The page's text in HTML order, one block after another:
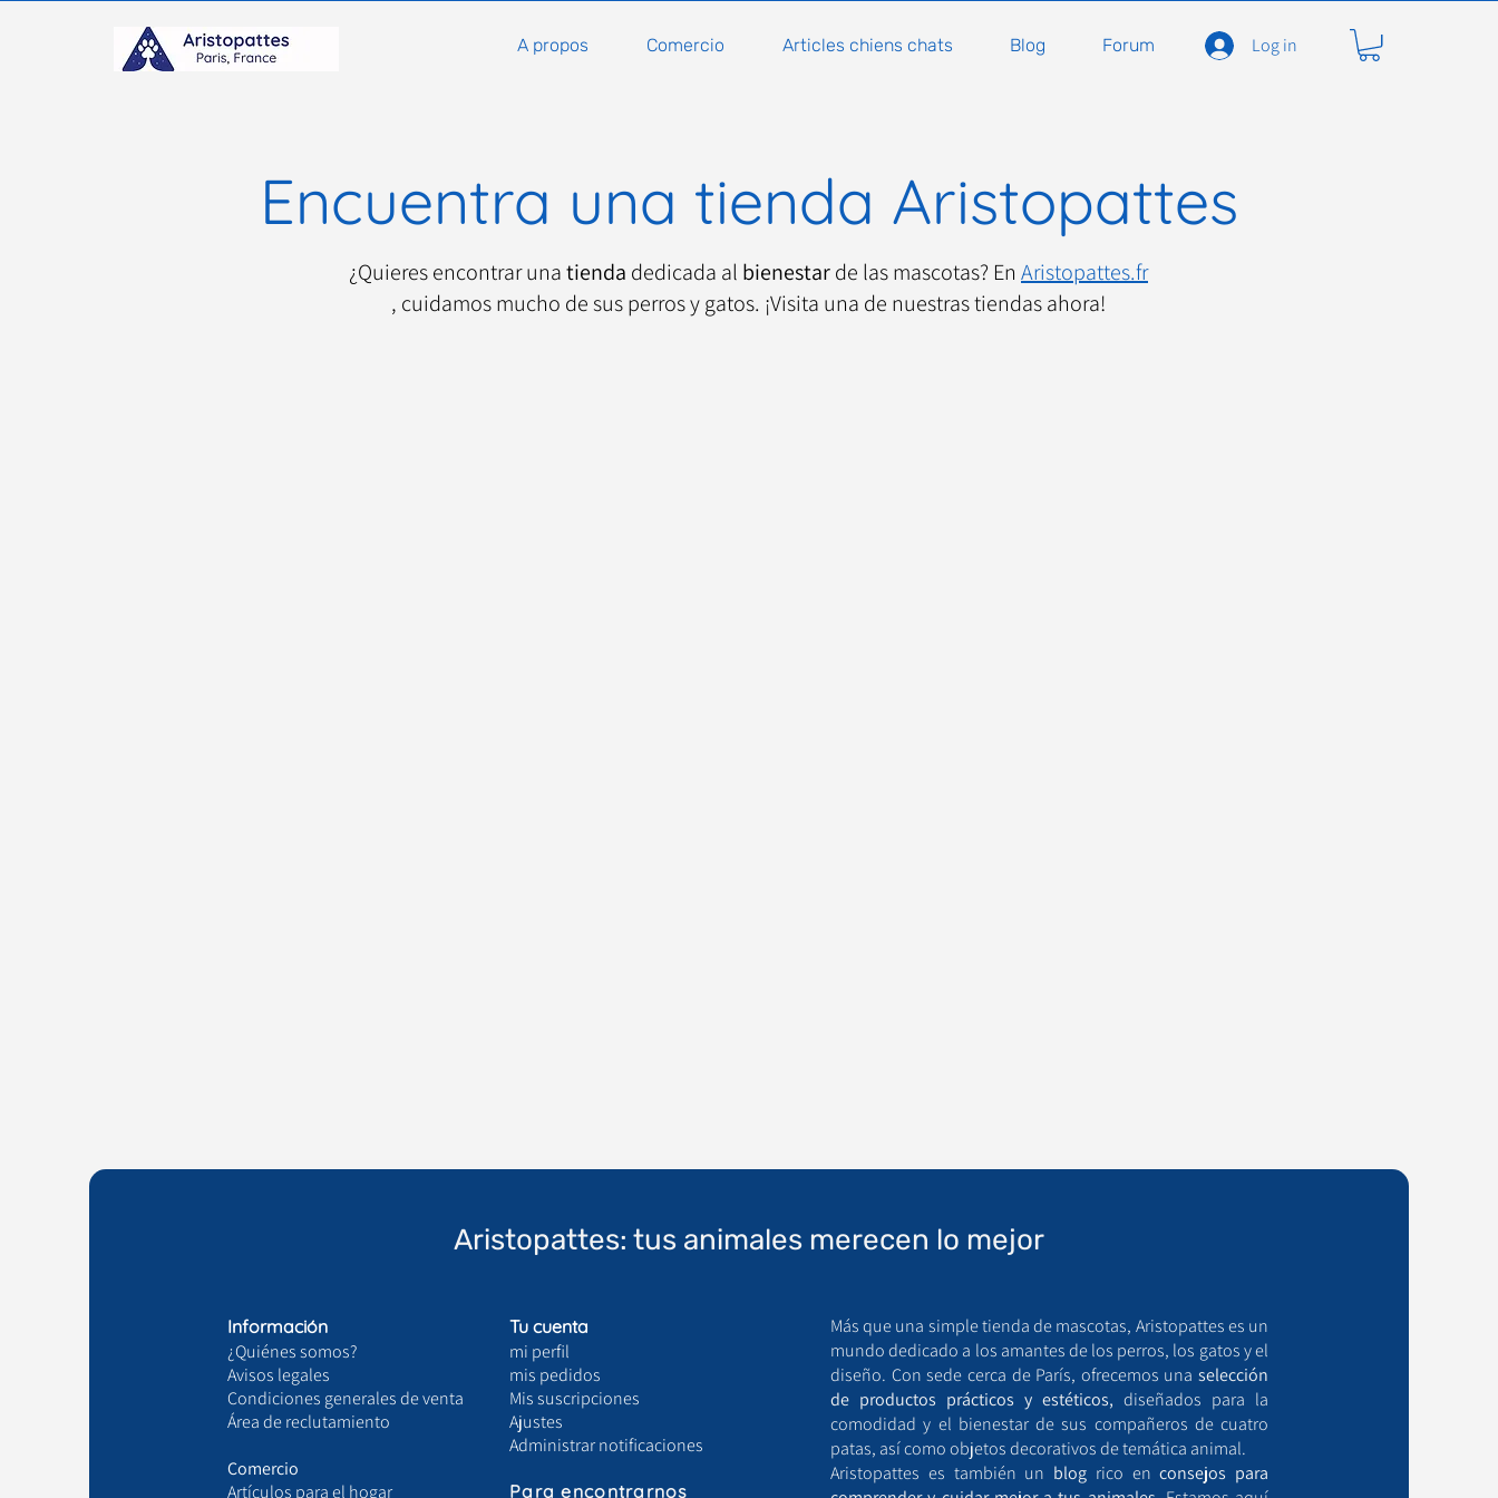
A propos Comercio Articles chiens chats Blog Forum Log in
Encuentra una tienda Aristopattes
¿Quieres encontrar unatienda dedicada al bienestarde las mascotas? En Aristopattes.fr
, cuidamos mucho de sus perros y gatos. ¡Visita una de nuestras tiendas ahora!
Aristopattes: tus animales merecen lo mejor
Información
¿Quiénes somos?
Avisos legales
Condiciones generales de venta
Área de reclutamiento
Comercio
Artículos para el hogar
Tu cuenta
mi perfil
mis pedidos
Mis suscripciones
Ajustes
Administrar notificaciones
Paraencontrarnos
Más que una simple tienda de mascotas, Aristopattes es un
mundo dedicado a los amantes de los perros, los gatos y el
diseño. Con sede cerca de París, ofrecemos una selección
de productos prácticos y estéticos, diseñados para la
comodidad y el bienestar de sus compañeros de cuatro
patas, así como objetos decorativos de temática animal.
Aristopattes es también un blog rico enconsejos para